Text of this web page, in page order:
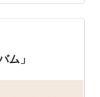
いなあ、と思
プなのと、若
らなくもな
ドも受賞し
ム」